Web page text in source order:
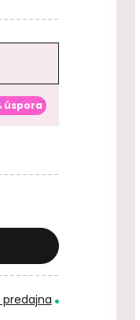
úspora
predajna